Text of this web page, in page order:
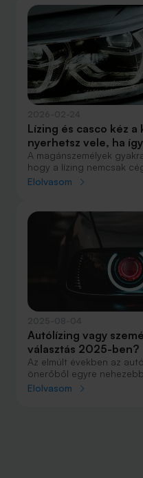
eredményekhez a
finanszírozási forrást az
háttere biztosította.
Lízing és casco kéz
nyerhetsz vele, ha
A magánszemélyek
hogy a lízing nemcsak
forma. Azt pedig még
Elolvasom
Autólízing vagy
választás 2025-ben?
Az elmúlt években az
önerőből egyre
olyat szeretnénk
Elolvasom